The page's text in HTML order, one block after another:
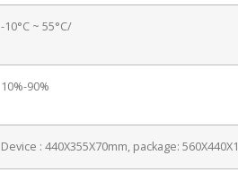
-10°C ~ 55°C/
10%-90%
Device : 440X355X70mm, package: